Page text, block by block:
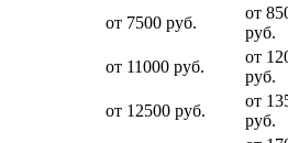
от 7500 руб.
от
руб.
от 11000 руб.
от
руб.
от 12500 руб.
от
руб.